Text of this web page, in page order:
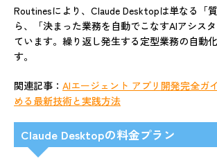
Routinesにより、Claude Desktopは単なる「
ら、「決まった業務を自動でこなすAIアシス
ています。繰り返し発生する定型業務の自動
す。
関連記事： AIエージェント アプリ開発完全ガ
める最新技術と実践方法
Claude Desktopの料金プラン